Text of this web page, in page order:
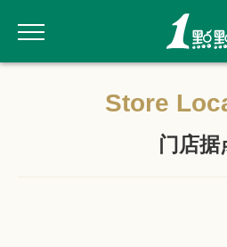
Store
门店据